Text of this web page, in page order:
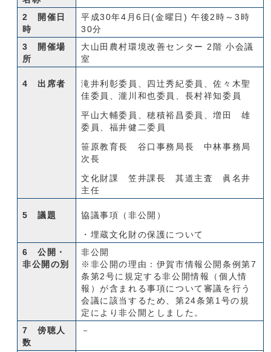
2 開催日
時
平成30年4月6日(金曜日) 午後2時～3時
30分
3 開催場
所
大山田農村環境改善センター 2階 小会議
室
4 出席者
滝井利彰委員、四辻秀紀委員、佐々木聖
佳委員、瀧川和也委員、長村祥知委員
平山大輔委員、穂積裕昌委員、増田 雄
委員、福井健二委員
笹原教育長 谷口事務局長 中林事務局
次長
文化財課 笠井課長 其道主査 眞名井
主任
5 議題 協議事項（非公開）
・埋蔵文化財の保護について
6 公開・
非公開の別
非公開
※非公開の理由：伊賀市情報公開条例第7
条第2号に規定する非公開情報（個人情
報）が含まれる事項について審議を行う
会議に該当するため、第24条第1号の規
定により非公開としました。
7 傍聴人
数
－